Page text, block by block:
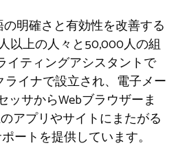
の明確さと有効性を改善する
以上の人々と50,000人の組
イティングアシスタントで
イナで設立され、電子メー
ッサからWebブラウザーま
アプリやサイトにまたがる
ートを提供しています。